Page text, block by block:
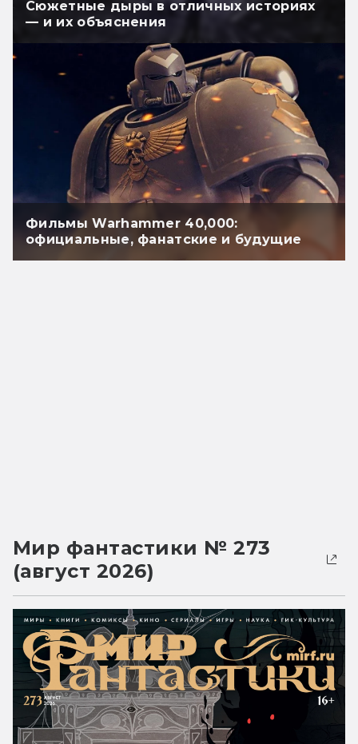
Сюжетные дыры в отличных историях
— и их объяснения
Фильмы Warhammer 40,000:
официальные, фанатские и будущие
Мир фантастики № 273
(август 2026)